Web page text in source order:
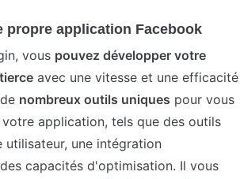
propre application Facebook
vous pouvez développer votre
avec une vitesse et une efficacité
nombreux outils uniques pour vous
application, tels que des outils
une intégration
capacités d'optimisation. Il vous